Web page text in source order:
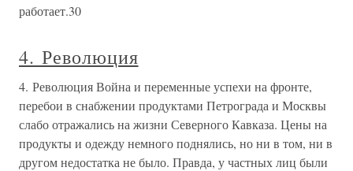
работает.30
4. Революция
4. Революция Война и переменные успехи на фронте,
перебои в снабжении продуктами Петрограда и Москвы
слабо отражались на жизни Северного Кавказа. Цены на
продукты и одежду немного поднялись, но ни в том, ни в
другом недостатка не было. Правда, у частных лиц были